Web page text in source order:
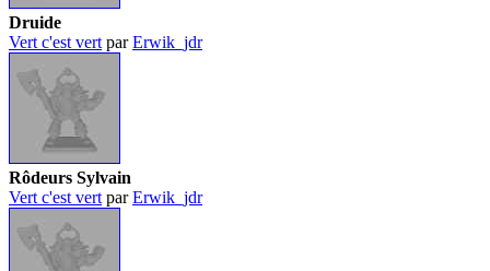
Druide
Vert c'est vert parErwik_jdr
Rôdeurs Sylvain
Vert c'est vert parErwik_jdr